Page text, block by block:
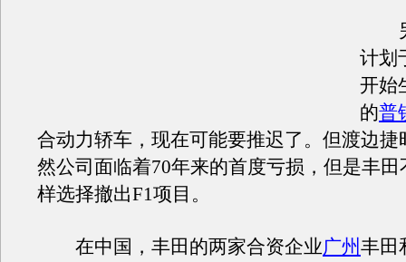
另
计划
开始
的普
合动力轿车，现在可能要推迟了。但渡边捷
然公司面临着70年来的首度亏损，但是丰田
样选择撤出F1项目。
在中国，丰田的两家合资企业广州丰田